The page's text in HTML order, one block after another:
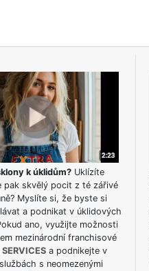
k úklidům?Uklízíte
pak skvělý pocit z té zářivé
Myslíte si, že byste si
a podnikat v úklidových
ano, využijte možnosti
mezinárodní franchisové
a podnikejte v
s neomezenými